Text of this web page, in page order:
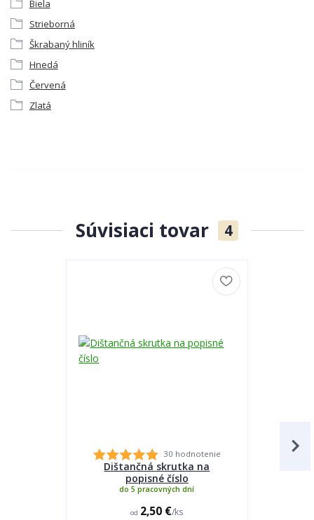
Biela
Strieborná
Škrabaný hliník
Hnedá
Červená
Zlatá
Súvisiaci tovar 4
30 hodnotenie
Dištančná skrutka na
popisné číslo
od 2,50 €/ks
do 5 pracovných dní